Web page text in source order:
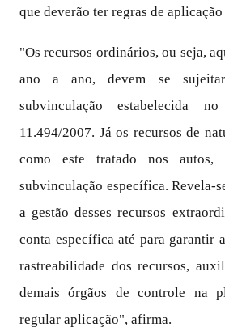
que deverão ter regras de
"Os recursos ordinários, ou seja,
ano a ano, devem se
subvinculação
11.494/2007. Já os recursos de
como este tratado nos autos,
subvinculação específica. Revela-
a gestão desses recursos
conta específica até para garantir
rastreabilidade dos recursos,
demais órgãos de controle na
regular aplicação", afirma.